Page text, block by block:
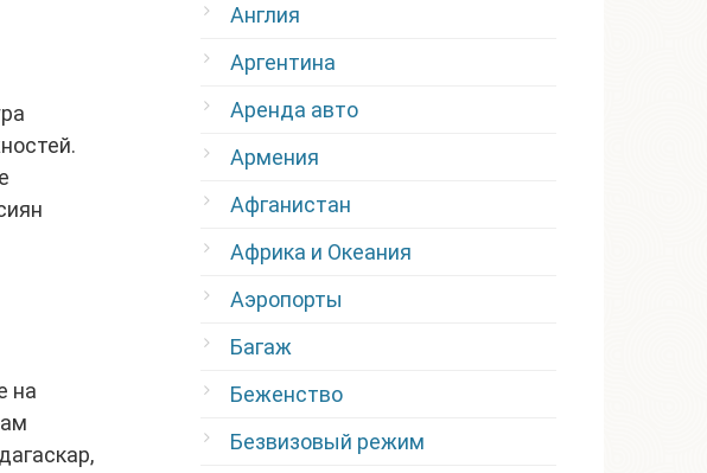
на
Англия
Аргентина
Аренда авто
Армения
Афганистан
Африка и Океания
Аэропорты
Багаж
Беженство
Безвизовый режим